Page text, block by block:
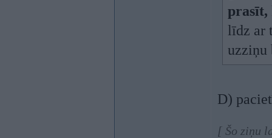
prasīt,
līdz ar
uzziņu
D)
[ Šo ziņu